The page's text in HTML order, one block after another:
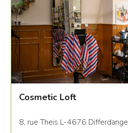
Cosmetic Loft
8, rue Theis L-4676 Differdange